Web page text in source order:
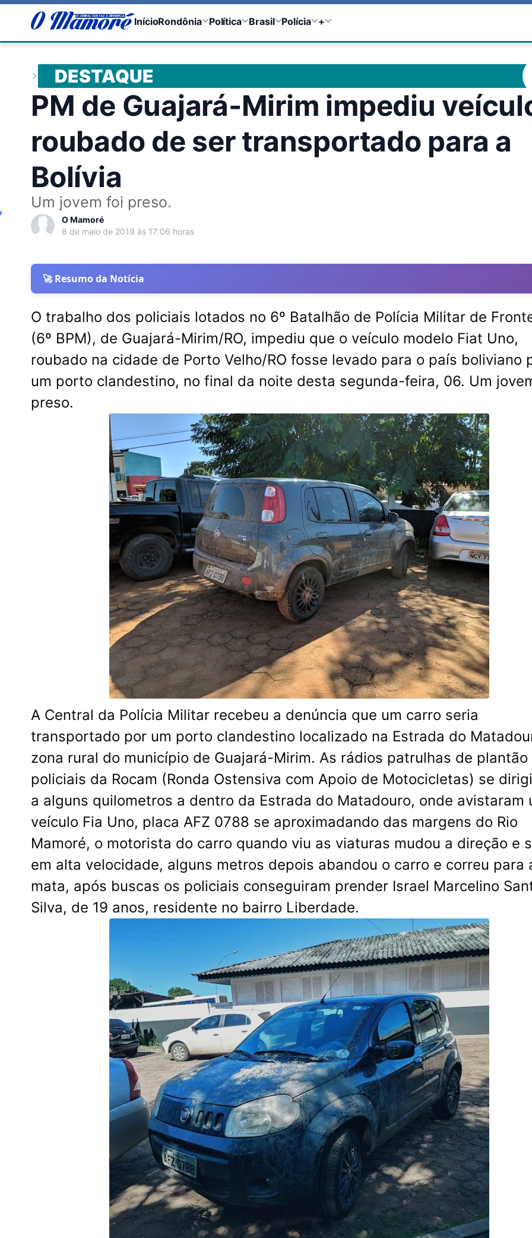
InícioRondônia Política Brasil Polícia +
DESTAQUE
PM de Guajará-Mirim impediu
roubado de ser transportado para a
Bolívia
Um jovem foi preso.
O Mamoré
8 de maio de 2019 às 17:06 horas
🚀 Resumo da Notícia
O trabalho dos policiais lotados no 6º Batalhão de Polícia Militar de
(6º BPM), de Guajará-Mirim/RO, impediu que o veículo modelo Fiat Uno,
roubado na cidade de Porto Velho/RO fosse levado para o país boliviano
um porto clandestino, no final da noite desta segunda-feira, 06. Um
preso.
A Central da Polícia Militar recebeu a denúncia que um carro seria
transportado por um porto clandestino localizado na Estrada do
zona rural do município de Guajará-Mirim. As rádios patrulhas de plantão
policiais da Rocam (Ronda Ostensiva com Apoio de Motocicletas) se
a alguns quilometros a dentro da Estrada do Matadouro, onde avistaram
veículo Fia Uno, placa AFZ 0788 se aproximadando das margens do Rio
Mamoré, o motorista do carro quando viu as viaturas mudou a direção e
em alta velocidade, alguns metros depois abandou o carro e correu para
mata, após buscas os policiais conseguiram prender Israel Marcelino
Silva, de 19 anos, residente no bairro Liberdade.